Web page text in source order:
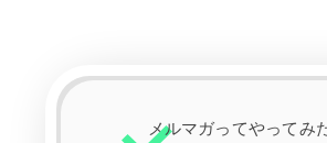
メルマガってやってみ